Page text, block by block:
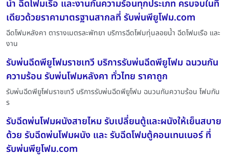
น้ำ ฉีดโฟมเรือ และงานกันความร้อนทุกประเภท ครบจบในที่
เดียวด้วยราคามาตรฐานสากลที่ รับพ่นพียูโฟม.com
ฉีดโฟมหลังคา ตารางเมตรละพัทยา บริการฉีดโฟมทุ่นลอยน้ำ ฉีดโฟมเรือ และ
งาน
รับพ่นฉีดพียูโฟมราชเทวี บริการรับพ่นฉีดพียูโฟม ฉนวนกัน
ความร้อน รับพ่นโฟมหลังคา ทั่วไทย ราคาถูก
รับพ่นฉีดพียูโฟมราชเทวี บริการรับพ่นฉีดพียูโฟม ฉนวนกันความร้อน โฟมกัน
ร
รับฉีดพ่นโฟมผนังสายไหม รับเปลี่ยนตู้และผนังให้เย็นสบาย
ด้วย รับฉีดพ่นโฟมผนัง และ รับฉีดโฟมตู้คอนเทนเนอร์ ที่
รับพ่นพียูโฟม.com